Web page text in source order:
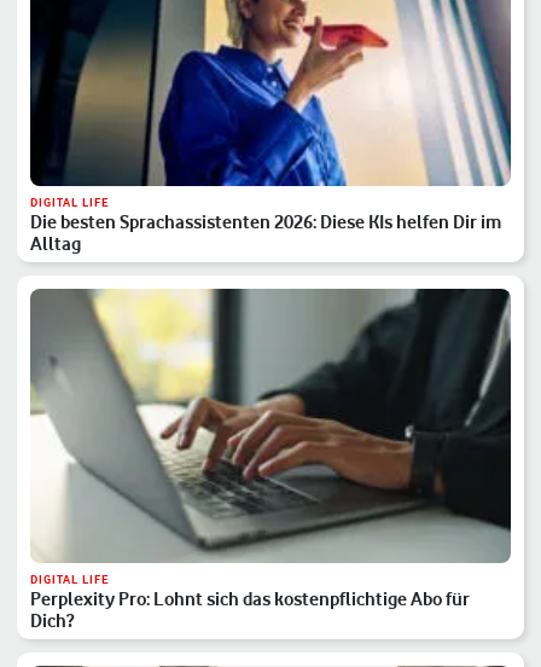
DIGITAL LIFE
Die besten Sprachassistenten 2026: Diese KIs helfen Dir im
Alltag
DIGITAL LIFE
Perplexity Pro: Lohnt sich das kostenpflichtige Abo für
Dich?